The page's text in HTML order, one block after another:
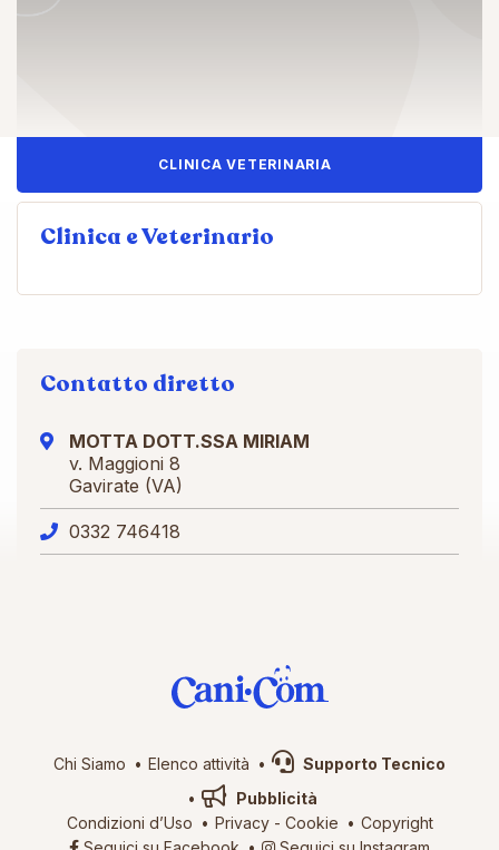
CLINICA VETERINARIA
Clinica e Veterinario
Contatto diretto
MOTTA DOTT.SSA MIRIAM
v. Maggioni 8
Gavirate (VA)
0332 746418
Chi Siamo Elenco attività
Supporto Tecnico
Pubblicità
Condizioni d’Uso
Privacy- Cookie
Copyright